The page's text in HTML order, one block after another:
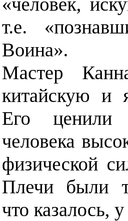
т.е.
Воина».
Мастер
китайскую и
Его
человека
физической
Плечи были
что казалось,